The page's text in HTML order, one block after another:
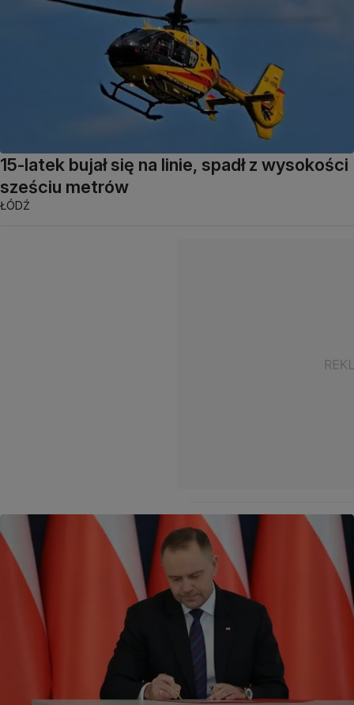
15-latek bujał się na linie, spadł z wysokości
sześciu metrów
ŁÓDŹ